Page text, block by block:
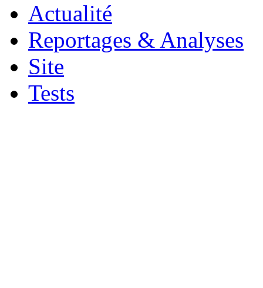
Actualité
Reportages & Analyses
Site
Tests